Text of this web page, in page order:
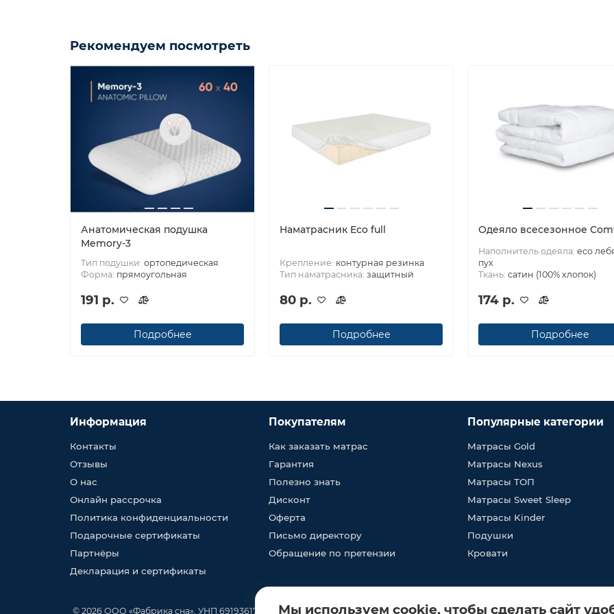
Рекомендуем посмотреть
Анатомическая подушка
Memory-3
Тип подушки: ортопедическая
Форма: прямоугольная
191 р.
Подробнее
Наматрасник Eco full
Крепление: контурная резинка
Тип наматрасника: защитный
80 р.
Подробнее
Одеяло всесезонное
Наполнитель одеяла: eco
пух
Ткань: сатин (100% хлопок)
174 р.
Подробнее
Мы используем cookie, чтобы сделать сайт
Информация
Контакты
Отзывы
О нас
Онлайн рассрочка
Политика конфиденциальности
Подарочные сертификаты
Партнёры
Декларация и сертификаты
Покупателям
Как заказать матрас
Гарантия
Полезно знать
Дисконт
Оферта
Письмо директору
Обращение по претензии
Популярные категории
Матрасы Gold
Матрасы Nexus
Матрасы ТОП
Матрасы Sweet Sleep
Матрасы Kinder
Подушки
Кровати
© 2026 ООО «Фабрика сна», УНП 691936170, юр. адрес: 223036, Беларусь, Минская обл., Минский р-н, Петришковский с/